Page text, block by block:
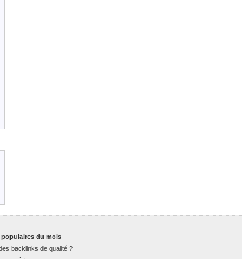
populaires du mois
backlinks de qualité ?